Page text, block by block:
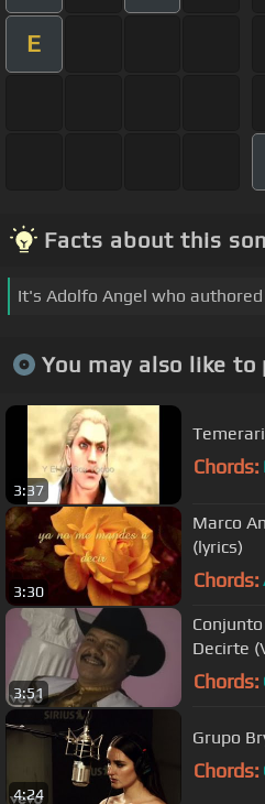
E
Facts about this
It's Adolfo Angel who
You may also like to
3:37
Chords:
3:30
Marco
(lyrics)
Chords:
3:51
Decirte
Chords:
4:24
Grupo
Chords: